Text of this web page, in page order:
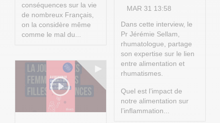
conséquences sur la vie
de nombreux Français,
on la considère même
comme le mal du...
MAR 31 13:58
Dans cette interview, le
Pr Jérémie Sellam,
rhumatologue, partage
son expertise sur le lien
entre alimentation et
rhumatismes.
Quel est l’impact de
notre alimentation sur
l’inflammation...